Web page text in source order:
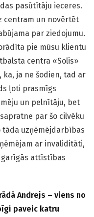
pasūtītāju ieceres.
centram un novērtēt
par ziedojumu.
pie mūsu klientu
centra «Solis»
ja ne šodien, tad ar
ļoti prasmīgs
un pelnītāju, bet
par šo cilvēku
tāda uzņēmējdarbības
ar invaliditāti,
attīstības
Andrejs – viens no
paveic katru